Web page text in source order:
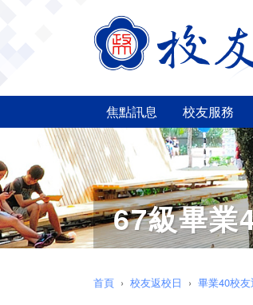
焦點訊息 校友服務
67級畢業
首頁 校友返校日 畢業40校友